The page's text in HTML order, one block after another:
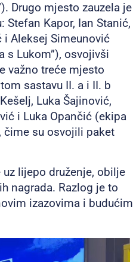
Drugo mjesto zauzela je
Stefan Kapor, Ian Stanić,
i Aleksej Simeunović
s Lukom”), osvojivši
važno treće mjesto
sastavu II. a i II. b
Luka Šajinović,
i Luka Opančić (ekipa
čime su osvojili paket
lijepo druženje, obilje
nagrada. Razlog je to
izazovima i budućim